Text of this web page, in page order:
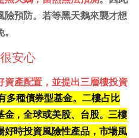
預防。若等黑天鵝來襲才想
安心
資產配置，並提出三層樓投資
多種債券型基金。二樓占比
金，全球或美股、台股。三樓
好時投資風險性產品，市場風